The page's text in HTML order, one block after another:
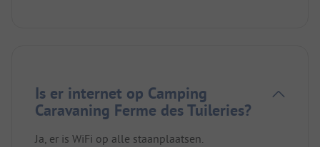
Is er internet op Camping
Caravaning Ferme des Tuileries?
Ja, er is WiFi op alle staanplaatsen.